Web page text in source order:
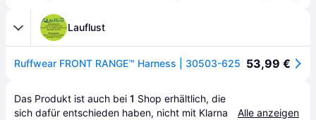
Lauflust
Ruffwear FRONT RANGE™ Harness | 30503-625 53,99 €
Das Produkt ist auch bei 1 Shop erhältlich, die
sich dafür entschieden haben, nicht mit Klarna
Alle anzeigen